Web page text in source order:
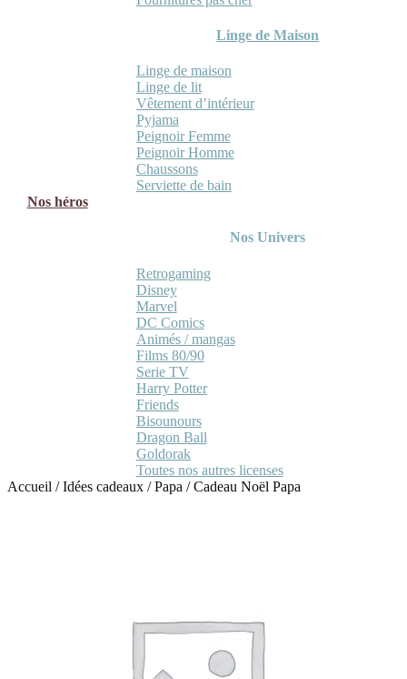
Linge de Maison
Linge de maison
Linge de lit
Vêtement d’intérieur
Pyjama
Peignoir Femme
Peignoir Homme
Chaussons
Serviette de bain
Nos héros
Nos Univers
Retrogaming
Disney
Marvel
DC Comics
Animés / mangas
Films 80/90
Serie TV
Harry Potter
Friends
Bisounours
Dragon Ball
Goldorak
Toutes nos autres licenses
Accueil /Idées cadeaux /Papa /Cadeau Noël Papa